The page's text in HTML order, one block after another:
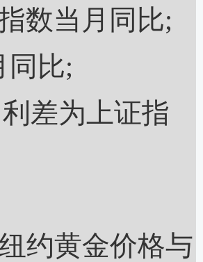
数当月同比;
比;
差为上证指
约黄金价格与